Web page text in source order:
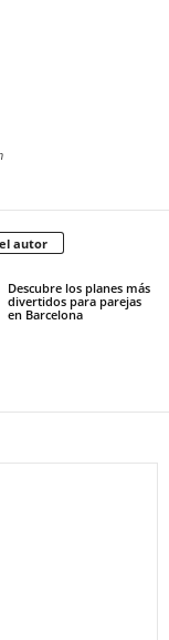
autor
Descubre los planes más
divertidos para parejas
en Barcelona